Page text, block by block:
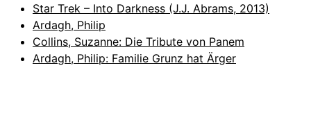
Star Trek – Into Darkness (J.J. Abrams, 2013)
Ardagh, Philip
Collins, Suzanne: Die Tribute von Panem
Ardagh, Philip: Familie Grunz hat Ärger